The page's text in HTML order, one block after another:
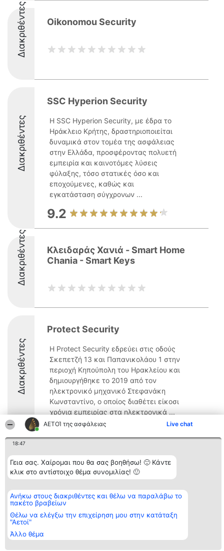
ΑΕΤΟΊ της ασφάλειας Live chat
18:47
Γεια σας. Χαίρομαι που θα σας βοηθήσω! 🙂 Κάντε
κλικ στο αντίστοιχο θέμα συνομιλίας! 🙂
Ανήκω στους διακριθέντες και θέλω να παραλάβω το
πακέτο βραβείων
Θέλω να ελέγξω την επιχείρηση μου στην κατάταξη
"Αετοί"
Άλλο θέμα
Διακριθέντες Oikonomou Security
Διακριθέντες
SSC Hyperion Security
Η SSC Hyperion Security, με έδρα το
Ηράκλειο Κρήτης, δραστηριοποιείται
δυναμικά στον τομέα της ασφάλειας
στην Ελλάδα, προσφέροντας πολυετή
εμπειρία και καινοτόμες λύσεις
φύλαξης, τόσο στατικές όσο και
εποχούμενες, καθώς και
εγκατάσταση σύγχρονων ...
9.2
Διακριθέντες
Κλειδαράς Χανιά - Smart Home
Chania - Smart Keys
Διακριθέντες
Protect Security
Η Protect Security εδρεύει στις οδούς
Σκεπετζή 13 και Παπανικολάου 1 στην
περιοχή Κηπούπολη του Ηρακλείου και
δημιουργήθηκε το 2019 από τον
ηλεκτρονικό μηχανικό Στεφανάκη
Κωνσταντίνο, ο οποίος διαθέτει είκοσι
χρόνια εμπειρίας στα ηλεκτρονικά ...
9
Διοργανωτής της
κατάταξης
BEAUTIFUL COMPANY
ΤΗΛ. ΕΠΙΚΟΙΝΩΝΙΑΣ:
2104128019
aetoi@beautifulcompany.co
Κατάταξη
Διακριθέντες
Λίστα όλων
διακριθέντων
Όροι &
προϋποθέσεις
Επικοινωνία